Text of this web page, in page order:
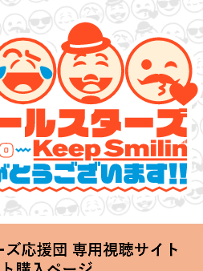
ライブ 2020
at 横浜アリーナ